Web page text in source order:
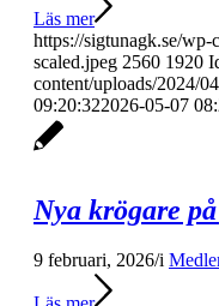
Läs mer
https://sigtunagk.se/
scaled.jpeg 2560 1920
content/uploads/2024/
09:20:322026-05-07
Nya krögare
9 februari, 2026/i